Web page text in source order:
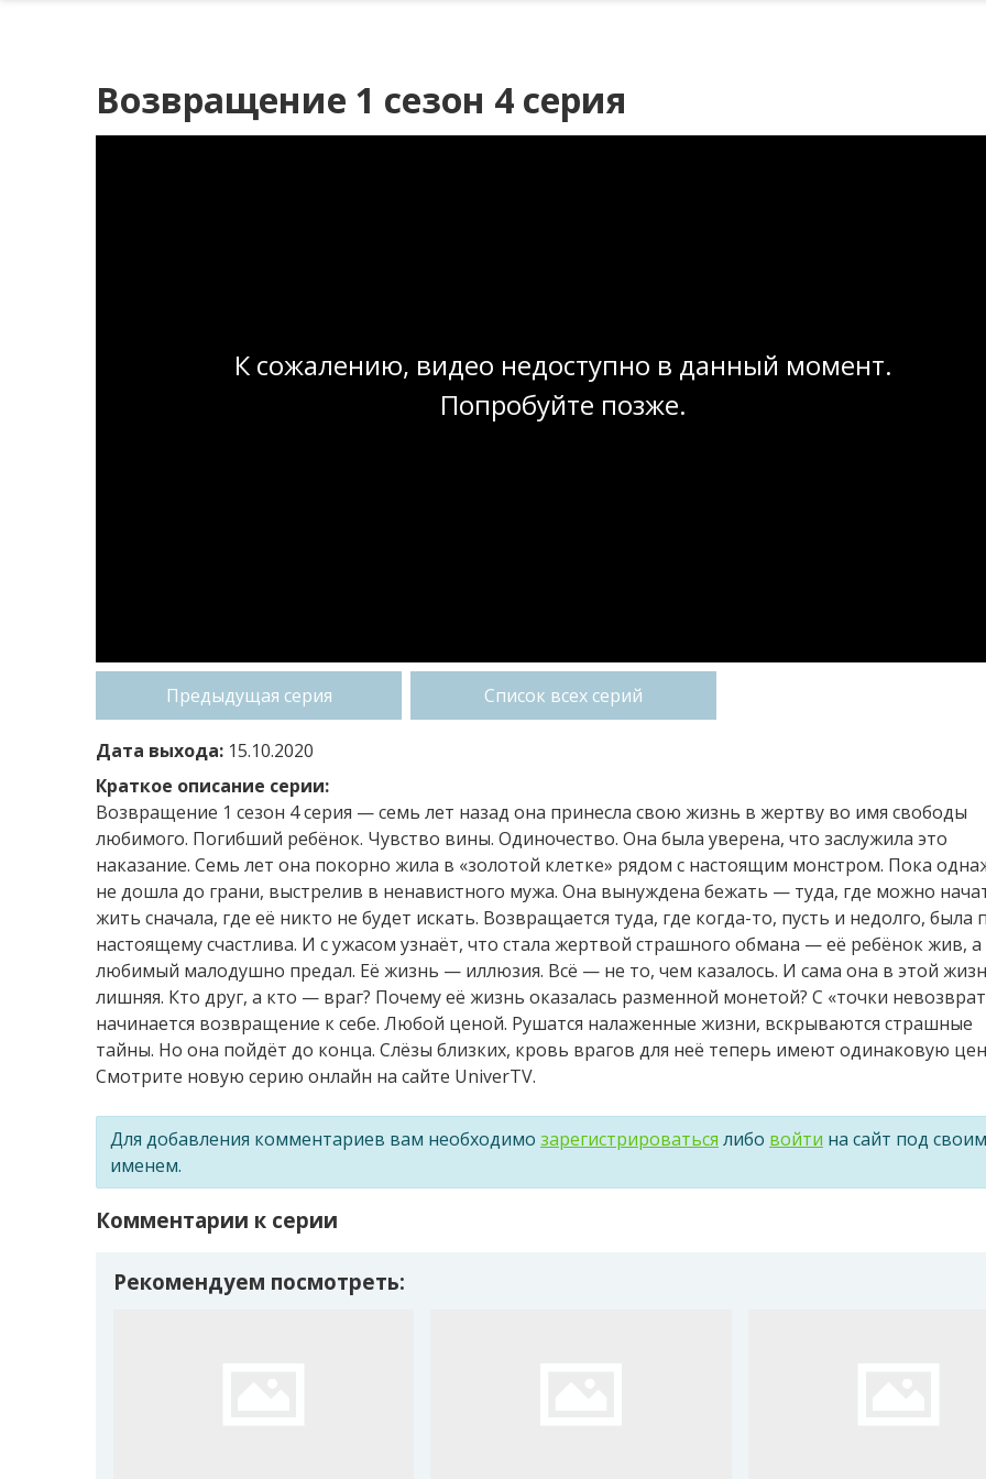
Возвращение 1 сезон 4 серия
К сожалению, видео недоступно в данный момент.
Попробуйте позже.
Предыдущая серия Список всех серий
Дата выхода: 15.10.2020
Краткое описание серии:
Возвращение 1 сезон 4 серия — семь лет назад она принесла свою жизнь в жертву во имя свободы
любимого. Погибший ребёнок. Чувство вины. Одиночество. Она была уверена, что заслужила это
наказание. Семь лет она покорно жила в «золотой клетке» рядом с настоящим монстром. Пока
не дошла до грани, выстрелив в ненавистного мужа. Она вынуждена бежать — туда, где можно
жить сначала, где её никто не будет искать. Возвращается туда, где когда-то, пусть и недолго, была
настоящему счастлива. И с ужасом узнаёт, что стала жертвой страшного обмана — её ребёнок жив, а
любимый малодушно предал. Её жизнь — иллюзия. Всё — не то, чем казалось. И сама она в этой
лишняя. Кто друг, а кто — враг? Почему её жизнь оказалась разменной монетой? С «точки
начинается возвращение к себе. Любой ценой. Рушатся налаженные жизни, вскрываются страшные
тайны. Но она пойдёт до конца. Слёзы близких, кровь врагов для неё теперь имеют одинаковую
Смотрите новую серию онлайн на сайте UniverTV.
Для добавления комментариев вам необходимо зарегистрироваться либо войти на сайт под своим
именем.
Комментарии к серии
Рекомендуем посмотреть: